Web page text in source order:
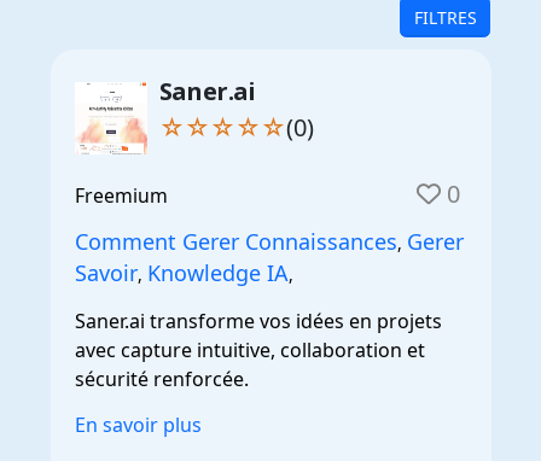
FILTRES
Saner.ai
☆☆☆☆☆(0)
Freemium 0
Comment Gerer Connaissances, Gerer
Savoir, Knowledge IA,
Saner.ai transforme vos idées en projets
avec capture intuitive, collaboration et
sécurité renforcée.
En savoir plus